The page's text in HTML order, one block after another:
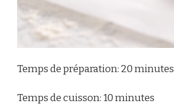
Temps de préparation: 20 minutes
Temps de cuisson: 10 minutes